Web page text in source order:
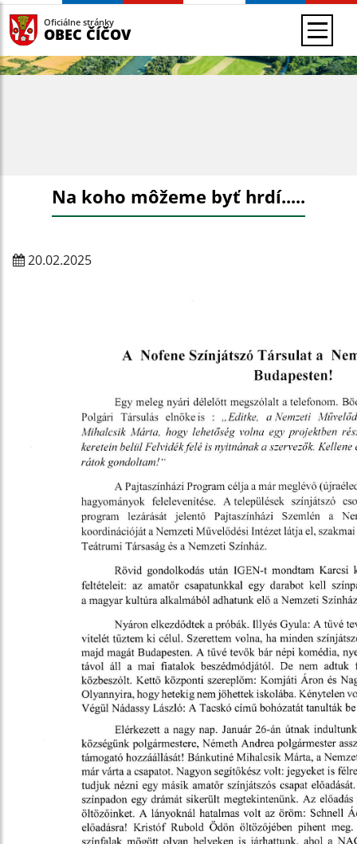
Oficiálne stránky
OBEC ČÍČOV
Na koho môžeme byť hrdí.....
20.02.2025